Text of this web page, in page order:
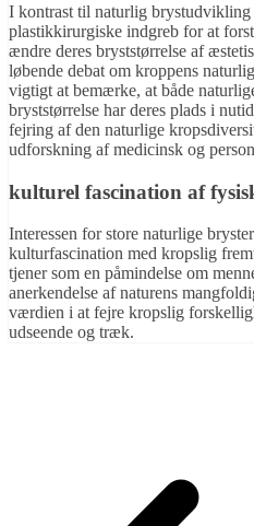
I kontrast til naturlig brystudvikling
plastikkirurgiske indgreb for at
ændre deres bryststørrelse af
løbende debat om kroppens
vigtigt at bemærke, at både
bryststørrelse har deres plads i
fejring af den naturlige
udforskning af medicinsk og
kulturel fascination af
Interessen for store naturlige
kulturfascination med kropslig
tjener som en påmindelse om
anerkendelse af naturens
værdien i at fejre kropslig
udseende og træk.